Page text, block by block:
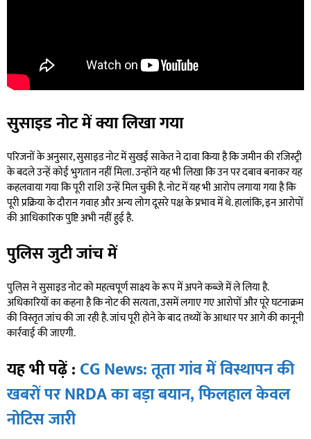
सुसाइड नोट में क्या लिखा गया
परिजनों के अनुसार, सुसाइड नोट में सुखई साकेत ने दावा किया है कि जमीन की रजिस्ट्री
के बदले उन्हें कोई भुगतान नहीं मिला. उन्होंने यह भी लिखा कि उन पर दबाव बनाकर यह
कहलवाया गया कि पूरी राशि उन्हें मिल चुकी है. नोट में यह भी आरोप लगाया गया है कि
पूरी प्रक्रिया के दौरान गवाह और अन्य लोग दूसरे पक्ष के प्रभाव में थे. हालांकि, इन आरोपों
की आधिकारिक पुष्टि अभी नहीं हुई है.
पुलिस जुटी जांच में
पुलिस ने सुसाइड नोट को महत्वपूर्ण साक्ष्य के रूप में अपने कब्जे में ले लिया है.
अधिकारियों का कहना है कि नोट की सत्यता, उसमें लगाए गए आरोपों और पूरे घटनाक्रम
की विस्तृत जांच की जा रही है. जांच पूरी होने के बाद तथ्यों के आधार पर आगे की कानूनी
कार्रवाई की जाएगी.
यह भी पढ़ें : CG News: तूता गांव में विस्थापन की
खबरों पर NRDA का बड़ा बयान, फिलहाल केवल
नोटिस जारी